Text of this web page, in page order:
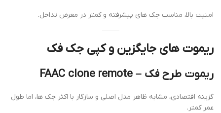
امنیت بالا، مناسب جک های پیشرفته و کمتر در معرض تداخل.
ریموت های جایگزین و کپی جک فک
ریموت طرح فک – FAAC clone remote
گزینه اقتصادی، مشابه ظاهر مدل اصلی و سازگار با اکثر جک ها، اما طول
عمر کمتر.